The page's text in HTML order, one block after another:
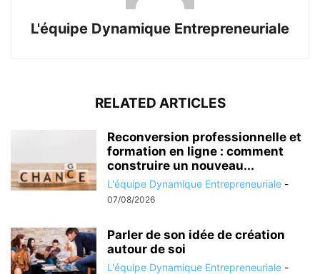
L'équipe Dynamique Entrepreneuriale
RELATED ARTICLES
Reconversion professionnelle et
formation en ligne : comment
construire un nouveau...
L'équipe Dynamique Entrepreneuriale -
07/08/2026
Parler de son idée de création
autour de soi
L'équipe Dynamique Entrepreneuriale -